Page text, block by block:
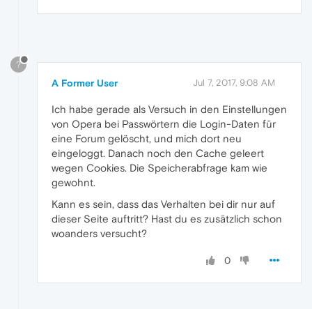
?
A Former User Jul 7, 2017, 9:08 AM
Ich habe gerade als Versuch in den Einstellungen
von Opera bei Passwörtern die Login-Daten für
eine Forum gelöscht, und mich dort neu
eingeloggt. Danach noch den Cache geleert
wegen Cookies. Die Speicherabfrage kam wie
gewohnt.
Kann es sein, dass das Verhalten bei dir nur auf
dieser Seite auftritt? Hast du es zusätzlich schon
woanders versucht?
0